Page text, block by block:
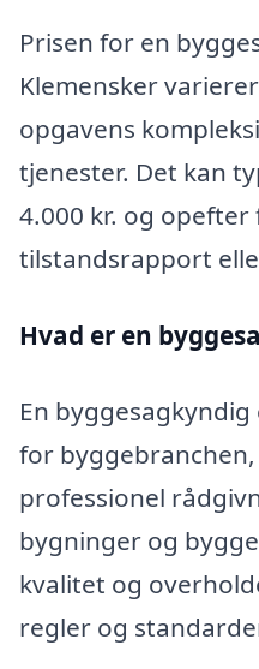
Prisen for en
Klemensker
opgavens
tjenester. Det kan
4.000 kr. og opefter
tilstandsrapport
Hvad er en
En
for
professionel
bygninger og
kvalitet og
regler og